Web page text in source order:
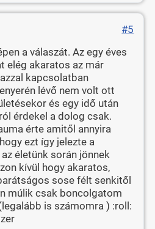
#5
a válaszát. Az egy éves
elég akaratos az már
kapcsolatban
lévő nem volt ott
és egy idő után
érdekel a dolog csak.
érte amitől annyira
ezt így jelezte a
életünk során jönnek
kívül hogy akaratos,
sose félt senkitől
múlik csak boncolgatom
is számomra ) :roll: